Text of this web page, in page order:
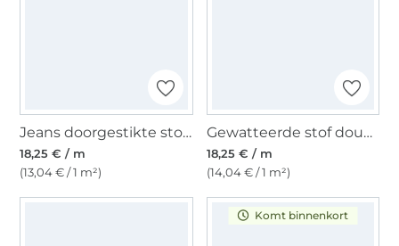
Jeans doorgestikte stof, lichtblauw
18,25 € / m
(13,04 € / 1 m²)
Gewatteerde stof doubleface Enjoy Sorbet Beach Abstract Flowers, geel
18,25 € / m
(14,04 € / 1 m²)
Komt binnenkort